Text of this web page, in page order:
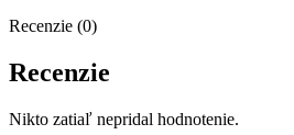
Recenzie (0)
Recenzie
Nikto zatiaľ nepridal hodnotenie.